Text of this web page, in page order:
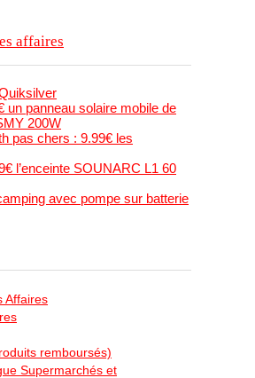
affaires
un panneau solaire mobile de
200W
pas chers : 9.99€ les
l’enceinte SOUNARC L1 60
avec pompe sur batterie
Affaires
remboursés)
Supermarchés et